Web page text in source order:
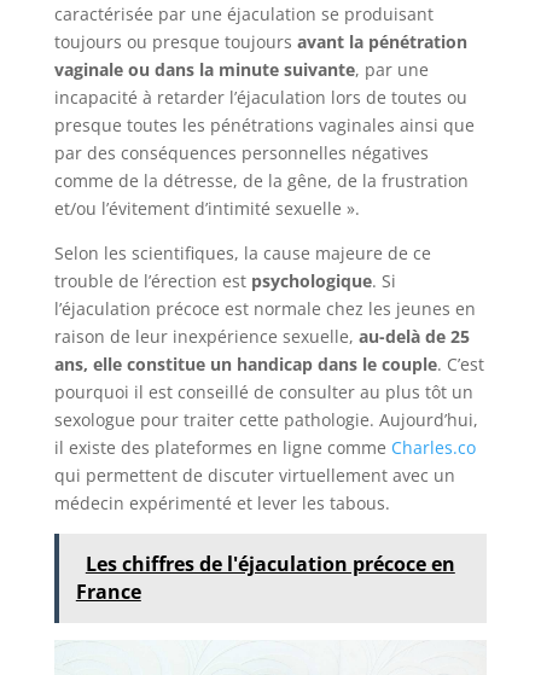
caractérisée par une éjaculation se produisant
toujours ou presque toujours avant la pénétration
vaginale ou dans la minute suivante, par une
incapacité à retarder l’éjaculation lors de toutes ou
presque toutes les pénétrations vaginales ainsi que
par des conséquences personnelles négatives
comme de la détresse, de la gêne, de la frustration
et/ou l’évitement d’intimité sexuelle ».
Selon les scientifiques, la cause majeure de ce
trouble de l’érection est psychologique. Si
l’éjaculation précoce est normale chez les jeunes en
raison de leur inexpérience sexuelle, au-delà de 25
ans, elle constitue un handicap dans le couple. C’est
pourquoi il est conseillé de consulter au plus tôt un
sexologue pour traiter cette pathologie. Aujourd’hui,
il existe des plateformes en ligne comme Charles.co
qui permettent de discuter virtuellement avec un
médecin expérimenté et lever les tabous.
Les chiffres de l'éjaculation précoce en
France